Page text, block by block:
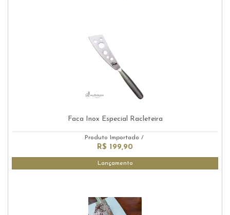
Faca Inox Especial Racleteira
Produto Importado /
R$ 199,90
Lançamento